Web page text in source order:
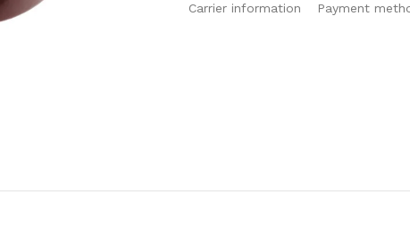
Carrier information Payment